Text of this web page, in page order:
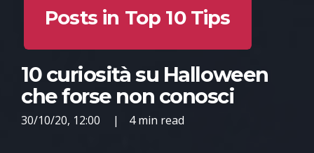
Posts in Top 10 Tips
10 curiosità su Halloween
che forse non conosci
30/10/20, 12:00 | 4 min read